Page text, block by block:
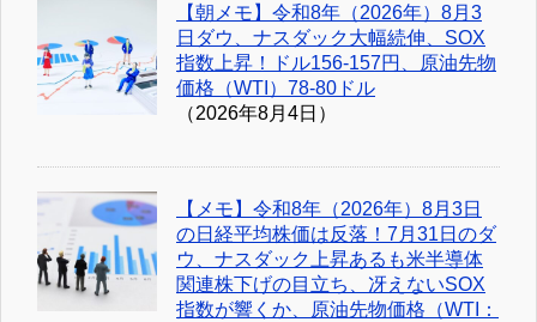
【朝メモ】令和8年（2026年）8月3
日ダウ、ナスダック大幅続伸、SOX
指数上昇！ドル156-157円、原油先物
価格（WTI）78-80ドル
（2026年8月4日）
【メモ】令和8年（2026年）8月3日
の日経平均株価は反落！7月31日のダ
ウ、ナスダック上昇あるも米半導体
関連株下げの目立ち、冴えないSOX
指数が響くか、原油先物価格（WTI：